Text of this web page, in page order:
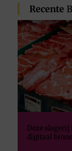
Recente
Deze
digitaal